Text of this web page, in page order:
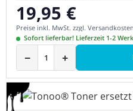
Regulärer Preis:
19,95 €
Preise inkl. MwSt. zzgl. Versandkosten
Sofort lieferbar! Lieferzeit 1-2
− +